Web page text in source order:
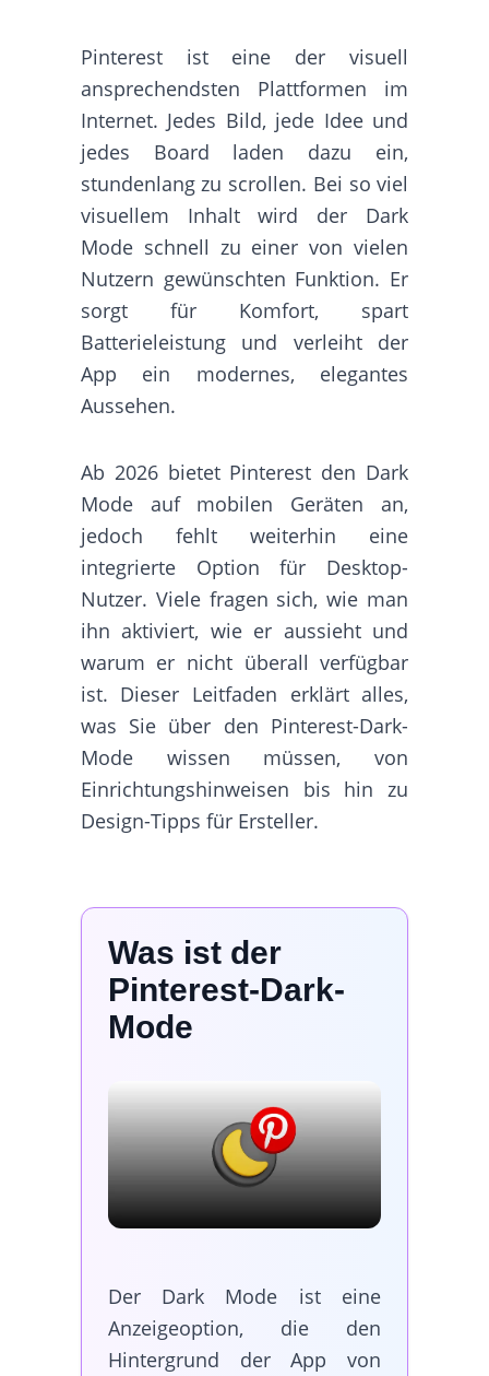
Pinterest ist eine der visuell
ansprechendsten Plattformen im
Internet. Jedes Bild, jede Idee und
jedes Board laden dazu ein,
stundenlang zu scrollen. Bei so viel
visuellem Inhalt wird der Dark
Mode schnell zu einer von vielen
Nutzern gewünschten Funktion. Er
sorgt für Komfort, spart
Batterieleistung und verleiht der
App ein modernes, elegantes
Aussehen.
Ab 2026 bietet Pinterest den Dark
Mode auf mobilen Geräten an,
jedoch fehlt weiterhin eine
integrierte Option für Desktop-
Nutzer. Viele fragen sich, wie man
ihn aktiviert, wie er aussieht und
warum er nicht überall verfügbar
ist. Dieser Leitfaden erklärt alles,
was Sie über den Pinterest-Dark-
Mode wissen müssen, von
Einrichtungshinweisen bis hin zu
Design-Tipps für Ersteller.
Was ist der
Pinterest-Dark-
Mode
Der Dark Mode ist eine
Anzeigeoption, die den
Hintergrund der App von